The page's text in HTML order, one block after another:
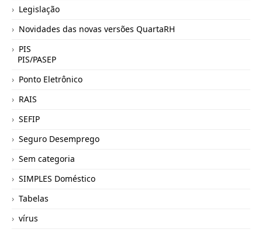
Legislação
Novidades das novas versões QuartaRH
PIS
PIS/PASEP
Ponto Eletrônico
RAIS
SEFIP
Seguro Desemprego
Sem categoria
SIMPLES Doméstico
Tabelas
vírus